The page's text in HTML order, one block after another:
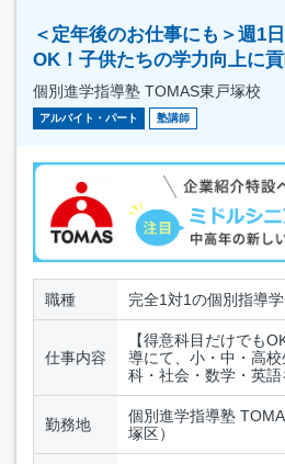
＜定年後のお仕事にも＞週1
OK！子供たちの学力向上に貢
個別進学指導塾 TOMAS東戸塚校
アルバイト・パート 塾講師
職種 完全1対1の個別指導
仕事内容
【得意科目だけでも
導にて、小・中・高
科・社会・数学・英語
勤務地
個別進学指導塾
塚区）